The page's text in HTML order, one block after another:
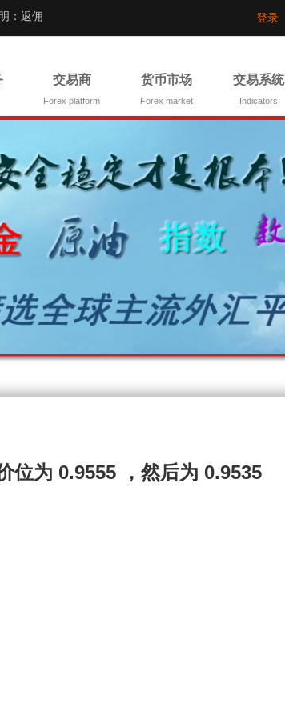
：返佣 登录
交易商
Forex platform
货币市场
Forex market
交易系统
Indicators
位为 0.9555 ，然后为 0.9535